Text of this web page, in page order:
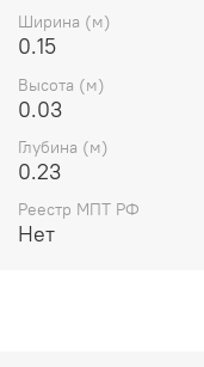
Ширина (м)
0.15
Высота (м)
0.03
Глубина (м)
0.23
Реестр МПТ РФ
Нет